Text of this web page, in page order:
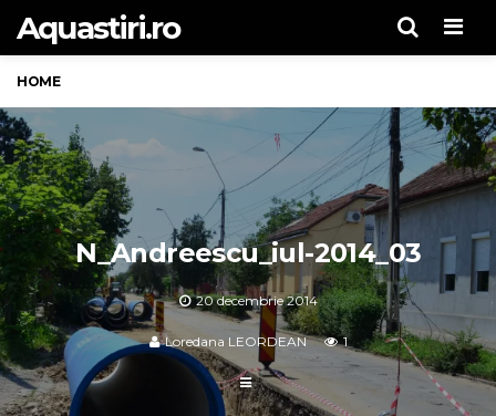
Aquastiri.ro
HOME
N_Andreescu_iul-2014_03
20 decembrie 2014
Loredana LEORDEAN 1